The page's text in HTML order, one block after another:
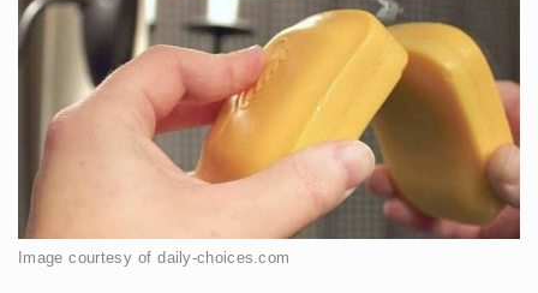
Image courtesy of daily-choices.com